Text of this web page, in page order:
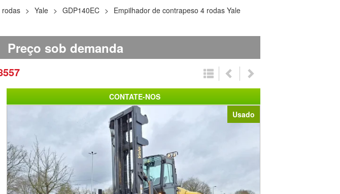
rodas Yale GDP140EC
Empilhador de contrapeso 4 rodas Yale
Preço sob demanda
Usado
CONTATE-NOS